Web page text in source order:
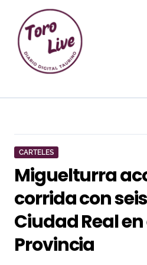
contenido
CARTELES
Miguelturra
corrida con
Ciudad Real en
Provincia